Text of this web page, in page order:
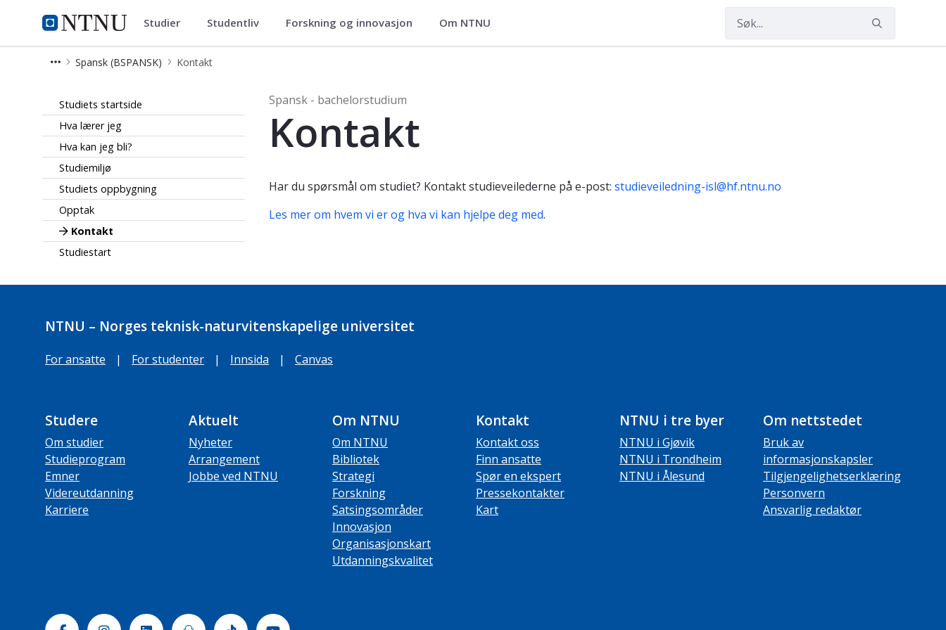
NTNU Hjemmeside
Spansk (BSPANSK)
Studier Studentliv Forskning og innovasjon Om NTNU
Spansk (BSPANSK) Kontakt
Studiets startside
Hva lærer jeg
Hva kan jeg bli?
Studiemiljø
Studiets oppbygning
Opptak
Kontakt
Studiestart
Spansk - bachelorstudium
Kontakt
Har du spørsmål om studiet? Kontakt studieveilederne på e-post: studieveiledning-isl@hf.ntnu.no
Les mer om hvem vi er og hva vi kan hjelpe deg med.
NTNU – Norges teknisk-naturvitenskapelige universitet
For ansatte | For studenter | Innsida | Canvas
Studere
Om studier
Studieprogram
Emner
Videreutdanning
Karriere
Aktuelt
Nyheter
Arrangement
Jobbe ved NTNU
Om NTNU
Om NTNU
Bibliotek
Strategi
Forskning
Satsingsområder
Innovasjon
Organisasjonskart
Utdanningskvalitet
Kontakt
Kontakt oss
Finn ansatte
Spør en ekspert
Pressekontakter
Kart
NTNU i tre byer
NTNU i Gjøvik
NTNU i Trondheim
NTNU i Ålesund
Om nettstedet
Bruk av
informasjonskapsler
Tilgjengelighetserklæring
Personvern
Ansvarlig redaktør